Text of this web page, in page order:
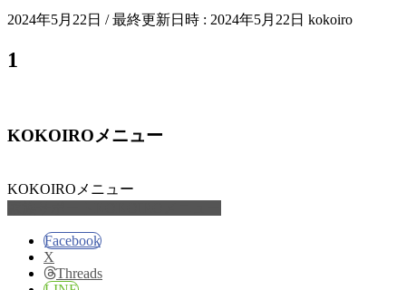
2024年5月22日 / 最終更新日時 : 2024年5月22日 kokoiro
1
KOKOIROメニュー
KOKOIROメニュー
Facebook
X
Threads